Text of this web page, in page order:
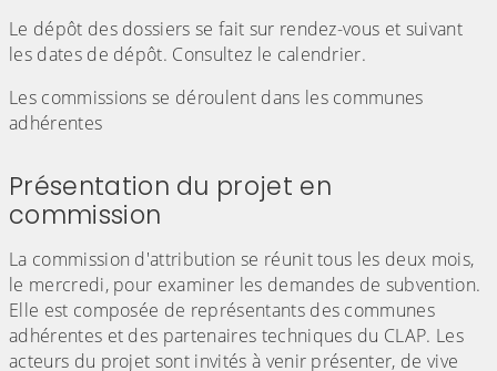
Le dépôt des dossiers se fait sur rendez-vous et suivant
les dates de dépôt. Consultez le calendrier.
Les commissions se déroulent dans les communes
adhérentes
Présentation du projet en
commission
La commission d'attribution se réunit tous les deux mois,
le mercredi, pour examiner les demandes de subvention.
Elle est composée de représentants des communes
adhérentes et des partenaires techniques du CLAP. Les
acteurs du projet sont invités à venir présenter, de vive